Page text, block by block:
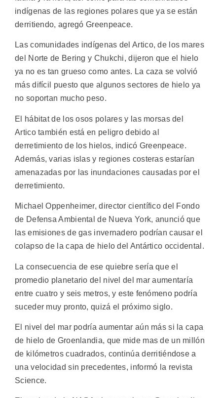
indígenas de las regiones polares que ya se están
derritiendo, agregó Greenpeace.
Las comunidades indígenas del Artico, de los mares
del Norte de Bering y Chukchi, dijeron que el hielo
ya no es tan grueso como antes. La caza se volvió
más difícil puesto que algunos sectores de hielo ya
no soportan mucho peso.
El hábitat de los osos polares y las morsas del
Artico también está en peligro debido al
derretimiento de los hielos, indicó Greenpeace.
Además, varias islas y regiones costeras estarían
amenazadas por las inundaciones causadas por el
derretimiento.
Michael Oppenheimer, director científico del Fondo
de Defensa Ambiental de Nueva York, anunció que
las emisiones de gas invernadero podrían causar el
colapso de la capa de hielo del Antártico occidental.
La consecuencia de ese quiebre sería que el
promedio planetario del nivel del mar aumentaría
entre cuatro y seis metros, y este fenómeno podría
suceder muy pronto, quizá el próximo siglo.
El nivel del mar podría aumentar aún más si la capa
de hielo de Groenlandia, que mide mas de un millón
de kilómetros cuadrados, continúa derritiéndose a
una velocidad sin precedentes, informó la revista
Science.